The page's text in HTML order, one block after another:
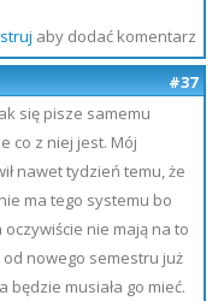
aby dodać komentarz
#37
się pisze samemu
co z niej jest. Mój
nawet tydzień temu, że
ma tego systemu bo
nie mają na to
nowego semestru już
będzie musiała go mieć.